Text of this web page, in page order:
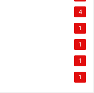
4
1
1
1
1